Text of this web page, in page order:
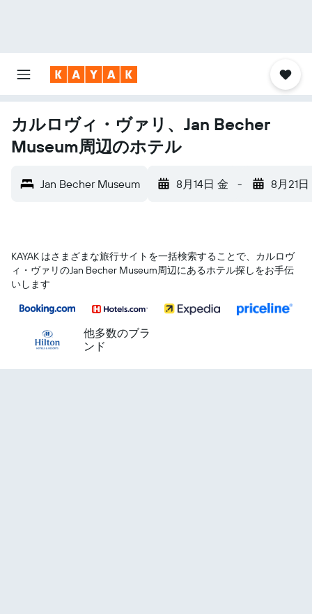
カルロヴィ・ヴァリ、Jan Becher
Museum周辺のホテル
Jan Becher Museum 8月14日 金 - 8月21
KAYAK はさまざまな旅行サイトを一括検索することで、カルロヴ
ィ・ヴァリ​のJan Becher Museum​周辺にあるホテル探しをお手伝
いします
他多数のブラ
ンド